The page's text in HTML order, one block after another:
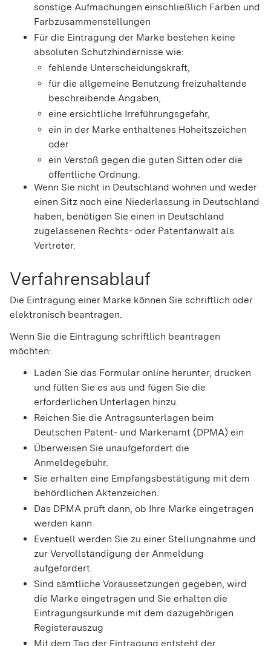
sonstige Aufmachungen einschließlich Farben und
Farbzusammenstellungen
Für die Eintragung der Marke bestehen keine
absoluten Schutzhindernisse wie:
fehlende Unterscheidungskraft,
für die allgemeine Benutzung freizuhaltende
beschreibende Angaben,
eine ersichtliche Irreführungsgefahr,
ein in der Marke enthaltenes Hoheitszeichen
oder
ein Verstoß gegen die guten Sitten oder die
öffentliche Ordnung.
Wenn Sie nicht in Deutschland wohnen und weder
einen Sitz noch eine Niederlassung in Deutschland
haben, benötigen Sie einen in Deutschland
zugelassenen Rechts- oder Patentanwalt als
Vertreter.
Verfahrensablauf
Die Eintragung einer Marke können Sie schriftlich oder
elektronisch beantragen.
Wenn Sie die Eintragung schriftlich beantragen
möchten:
Laden Sie das Formular online herunter, drucken
und füllen Sie es aus und fügen Sie die
erforderlichen Unterlagen hinzu.
Reichen Sie die Antragsunterlagen beim
Deutschen Patent- und Markenamt (DPMA) ein
Überweisen Sie unaufgefordert die
Anmeldegebühr.
Sie erhalten eine Empfangsbestätigung mit dem
behördlichen Aktenzeichen.
Das DPMA prüft dann, ob Ihre Marke eingetragen
werden kann
Eventuell werden Sie zu einer Stellungnahme und
zur Vervollständigung der Anmeldung
aufgefordert.
Sind sämtliche Voraussetzungen gegeben, wird
die Marke eingetragen und Sie erhalten die
Eintragungsurkunde mit dem dazugehörigen
Registerauszug
Mit dem Tag der Eintragung entsteht der